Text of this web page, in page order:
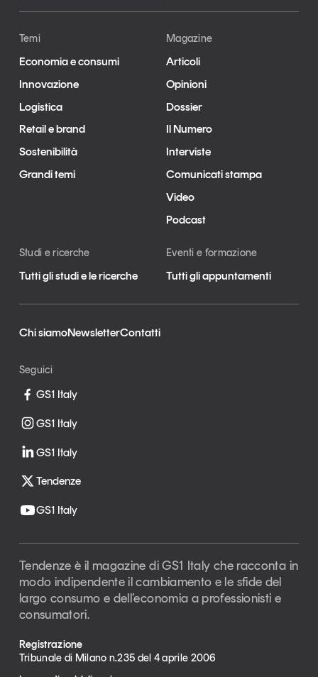
Temi
Economia e consumi
Innovazione
Logistica
Retail e brand
Sostenibilità
Grandi temi
Magazine
Articoli
Opinioni
Dossier
Il Numero
Interviste
Comunicati stampa
Video
Podcast
Studi e ricerche
Tutti gli studi e le ricerche
Eventi e formazione
Tutti gli appuntamenti
Chi siamoNewsletterContatti
Seguici
GS1 Italy
GS1 Italy
GS1 Italy
Tendenze
GS1 Italy
Tendenze è il magazine di GS1 Italy che racconta in
modo indipendente il cambiamento e le sfide del
largo consumo e dell’economia a professionisti e
consumatori.
Registrazione
Tribunale di Milano n.235 del 4 aprile 2006